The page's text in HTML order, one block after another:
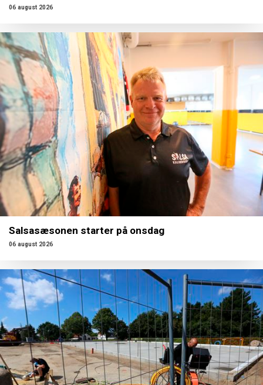
06 august 2026
Salsasæsonen starter på onsdag
06 august 2026